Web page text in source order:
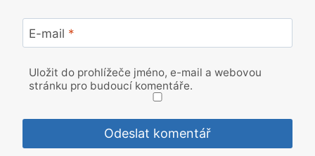
E-mail *
Uložit do prohlížeče jméno, e-mail a webovou
stránku pro budoucí komentáře.